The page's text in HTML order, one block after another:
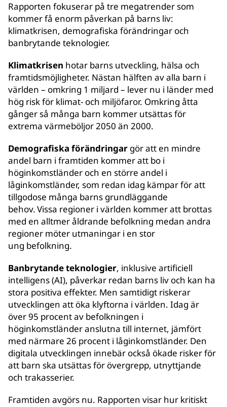
Rapporten fokuserar på tre megatrender som
kommer få enorm påverkan på barns liv:
klimatkrisen, demografiska förändringar och
banbrytande teknologier.
Klimatkrisen hotar barns utveckling, hälsa och
framtidsmöjligheter. Nästan hälften av alla barn i
världen – omkring 1 miljard – lever nu i länder med
hög risk för klimat- och miljöfaror. Omkring åtta
gånger så många barn kommer utsättas för
extrema värmeböljor 2050 än 2000.
Demografiska förändringar gör att en mindre
andel barn i framtiden kommer att bo i
höginkomstländer och en större andel i
låginkomstländer, som redan idag kämpar för att
tillgodose många barns grundläggande
behov. Vissa regioner i världen kommer att brottas
med en alltmer åldrande befolkning medan andra
regioner möter utmaningar i en stor
ung befolkning.
Banbrytande teknologier, inklusive artificiell
intelligens (AI), påverkar redan barns liv och kan ha
stora positiva effekter. Men samtidigt riskerar
utvecklingen att öka klyftorna i världen. Idag är
över 95 procent av befolkningen i
höginkomstländer anslutna till internet, jämfört
med närmare 26 procent i låginkomstländer. Den
digitala utvecklingen innebär också ökade risker för
att barn ska utsättas för övergrepp, utnyttjande
och trakasserier.
Framtiden avgörs nu. Rapporten visar hur kritiskt